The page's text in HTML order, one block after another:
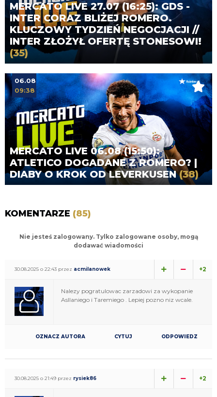
MERCATO LIVE 27.07 (16:25): GDS -
INTER CORAZ BLIŻEJ ROMERO.
KLUCZOWY TYDZIEŃ NEGOCJACJI //
INTER ZŁOŻYŁ OFERTĘ STONESOWI!
(35)
MERCATO LIVE 06.08 (15:50):
ATLETICO DOGADANE Z ROMERO? |
DIABY O KROK OD LEVERKUSEN(38)
06.08
09:38
KOMENTARZE (85)
Nie jesteś zalogowany. Tylko zalogowane osoby, mogą
dodawać wiadomości
30.08.2025 o 22:43 przez acmilanowek +2
Nalezy pogratulowac zarzadowi za wykopanie
Asllaniego i Taremiego . Lepiej pozno niz wcale.
OZNACZ AUTORA CYTUJ ODPOWIEDZ
30.08.2025 o 21:49 przez rysiek86 +2